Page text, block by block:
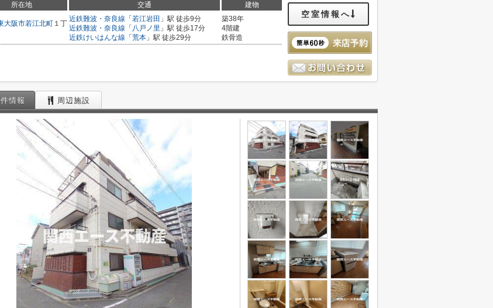
所在地 交通 建物
大阪市若江北町 １丁
近鉄難波・奈良線 「 若江岩田 」駅 徒歩9分
近鉄難波・奈良線 「 八戸ノ里 」駅 徒歩17分
近鉄けいはんな線 「 荒本 」駅 徒歩29分
築38年
4階建
鉄骨造
空室情報へ
情報 周辺施設